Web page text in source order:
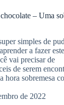
– Uma
simples de
a fazer
vai precisar de
de serem
hora sobremesa
de 2022